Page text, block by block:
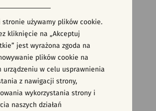
stronie używamy plików cookie.
kliknięcie na „Akceptuj
jest wyrażona zgoda na
plików cookie na
urządzeniu w celu usprawnienia
z nawigacji strony,
wykorzystania strony i
naszych działań